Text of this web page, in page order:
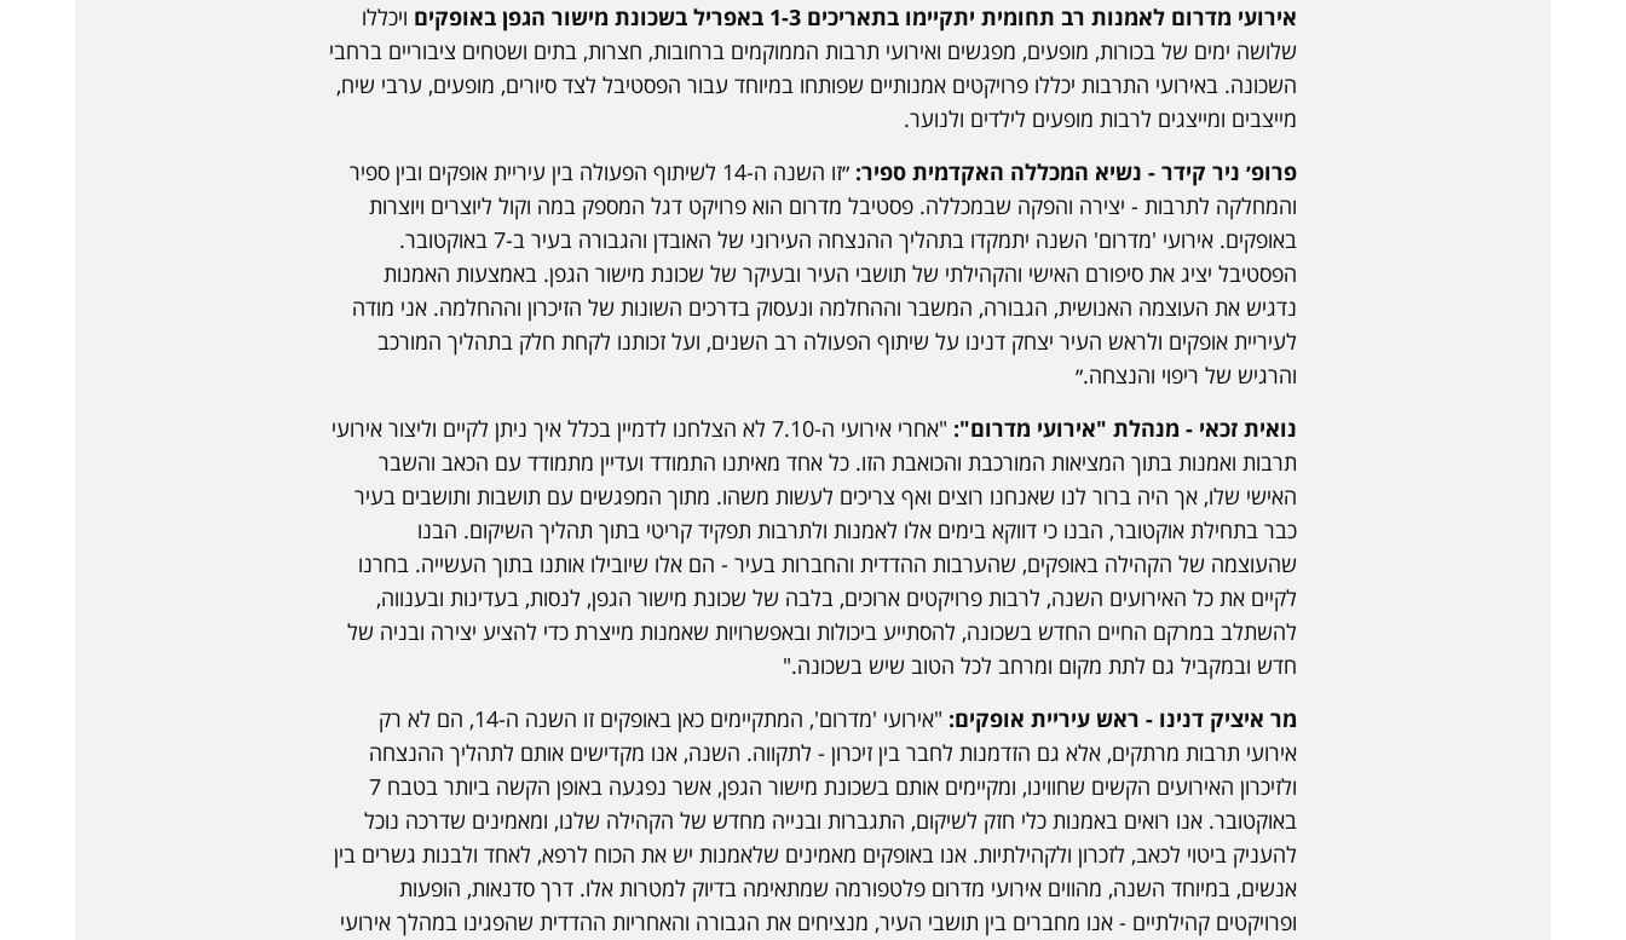
אירועי מדרום לאמנות רב תחומית יתקיימו בתאריכים 1-3 באפריל בשכונת מישור הגפן באופקים
ויכללו
שלושה ימים של בכורות, מופעים, מפגשים ואירועי תרבות הממוקמים ברחובות, חצרות, בתים ושטחים ציבוריים ברחבי
השכונה. באירועי התרבות יכללו פרויקטים אמנותיים שפותחו במיוחד עבור הפסטיבל לצד סיורים, מופעים, ערבי שיח,
מייצבים ומייצגים לרבות מופעים לילדים ולנוער.
פרופ׳ ניר קידר - נשיא המכללה האקדמית ספיר:
״זו השנה ה-14 לשיתוף הפעולה בין עיריית אופקים ובין ספיר
והמחלקה לתרבות - יצירה והפקה שבמכללה. פסטיבל מדרום הוא פרויקט דגל המספק במה וקול ליוצרים ויוצרות
באופקים. אירועי 'מדרום' השנה יתמקדו בתהליך ההנצחה העירוני של האובדן והגבורה בעיר ב-7 באוקטובר.
הפסטיבל יציג את סיפורם האישי והקהילתי של תושבי העיר ובעיקר של שכונת מישור הגפן. באמצעות האמנות
נדגיש את העוצמה האנושית, הגבורה, המשבר וההחלמה ונעסוק בדרכים השונות של הזיכרון וההחלמה. אני מודה
לעיריית אופקים ולראש העיר יצחק דנינו על שיתוף הפעולה רב השנים, ועל זכותנו לקחת חלק בתהליך המורכב
והרגיש של ריפוי והנצחה.״
נואית זכאי - מנהלת "אירועי מדרום":
"אחרי אירועי ה-7.10 לא הצלחנו לדמיין בכלל איך ניתן לקיים וליצור אירועי
תרבות ואמנות בתוך המציאות המורכבת והכואבת הזו. כל אחד מאיתנו התמודד ועדיין מתמודד עם הכאב והשבר
האישי שלו, אך היה ברור לנו שאנחנו רוצים ואף צריכים לעשות משהו. מתוך המפגשים עם תושבות ותושבים בעיר
כבר בתחילת אוקטובר, הבנו כי דווקא בימים אלו לאמנות ולתרבות תפקיד קריטי בתוך תהליך השיקום. הבנו
שהעוצמה של הקהילה באופקים, שהערבות ההדדית והחברות בעיר - הם אלו שיובילו אותנו בתוך העשייה. בחרנו
לקיים את כל האירועים השנה, לרבות פרויקטים ארוכים, בלבה של שכונת מישור הגפן, לנסות, בעדינות ובענווה,
להשתלב במרקם החיים החדש בשכונה, להסתייע ביכולות ובאפשרויות שאמנות מייצרת כדי להציע יצירה ובניה של
חדש ובמקביל גם לתת מקום ומרחב לכל הטוב שיש בשכונה."
מר איציק דנינו - ראש עיריית אופקים:
"אירועי 'מדרום', המתקיימים כאן באופקים זו השנה ה-14, הם לא רק
אירועי תרבות מרתקים, אלא גם הזדמנות לחבר בין זיכרון - לתקווה. השנה, אנו מקדישים אותם לתהליך ההנצחה
ולזיכרון האירועים הקשים שחווינו, ומקיימים אותם בשכונת מישור הגפן, אשר נפגעה באופן הקשה ביותר בטבח 7
באוקטובר. אנו רואים באמנות כלי חזק לשיקום, התגברות ובנייה מחדש של הקהילה שלנו, ומאמינים שדרכה נוכל
להעניק ביטוי לכאב, לזכרון ולקהילתיות. אנו באופקים מאמינים שלאמנות יש את הכוח לרפא, לאחד ולבנות גשרים בין
אנשים, במיוחד השנה, מהווים אירועי מדרום פלטפורמה שמתאימה בדיוק למטרות אלו. דרך סדנאות, הופעות
ופרויקטים קהילתיים - אנו מחברים בין תושבי העיר, מנציחים את הגבורה והאחריות ההדדית שהפגינו במהלך אירועי